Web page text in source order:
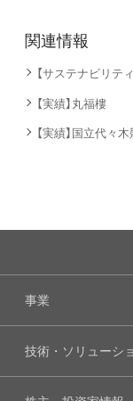
関連情報
【サステナビリテ
【実績】丸福樓
【実績】国立代々
事業
技術・ソリューシ